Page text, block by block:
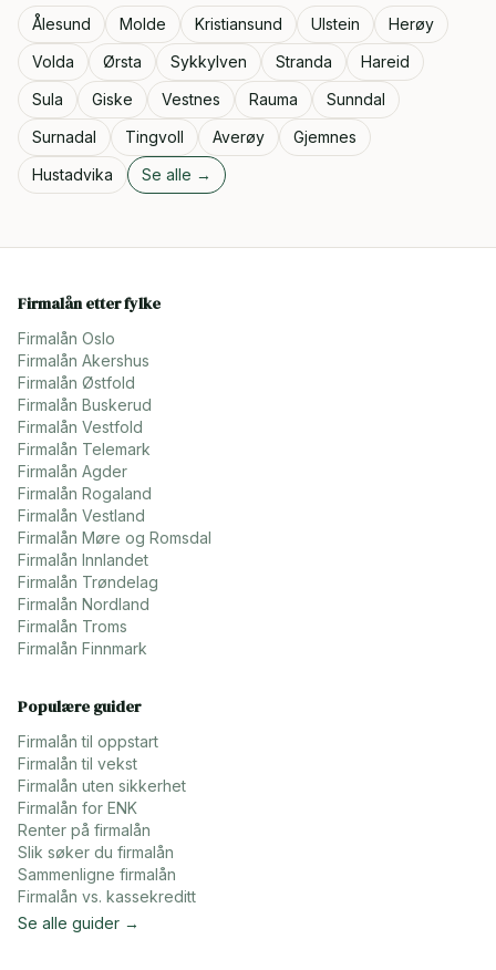
Ålesund Molde Kristiansund Ulstein
Herøy
Volda
Ørsta Sykkylven Stranda
Hareid
Sula
Giske Vestnes Rauma
Sunndal
Surnadal
Tingvoll Averøy
Gjemnes
Hustadvika
Se alle →
Firmalån etter fylke
Firmalån Oslo
Firmalån Akershus
Firmalån Østfold
Firmalån Buskerud
Firmalån Vestfold
Firmalån Telemark
Firmalån Agder
Firmalån Rogaland
Firmalån Vestland
Firmalån Møre og Romsdal
Firmalån Innlandet
Firmalån Trøndelag
Firmalån Nordland
Firmalån Troms
Firmalån Finnmark
Populære guider
Firmalån til oppstart
Firmalån til vekst
Firmalån uten sikkerhet
Firmalån for ENK
Renter på firmalån
Slik søker du firmalån
Sammenligne firmalån
Firmalån vs. kassekreditt
Se alle guider →